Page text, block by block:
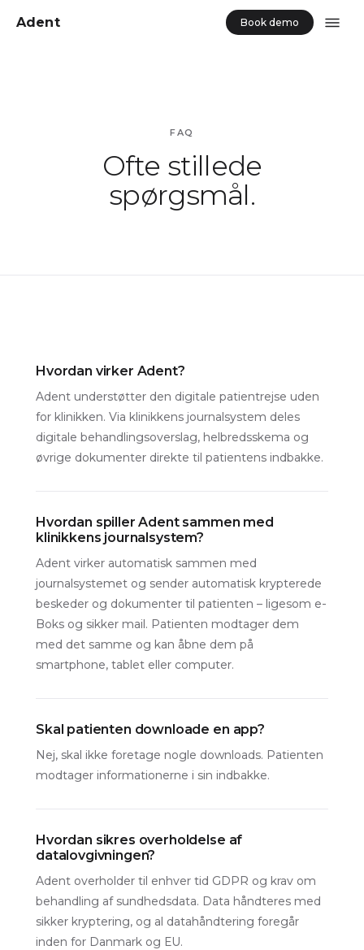
Adent Book demo
FAQ
Ofte stillede
spørgsmål.
Hvordan virker Adent?
Adent understøtter den digitale patientrejse uden
for klinikken. Via klinikkens journalsystem deles
digitale behandlingsoverslag, helbredsskema og
øvrige dokumenter direkte til patientens indbakke.
Hvordan spiller Adent sammen med
klinikkens journalsystem?
Adent virker automatisk sammen med
journalsystemet og sender automatisk krypterede
beskeder og dokumenter til patienten – ligesom e-
Boks og sikker mail. Patienten modtager dem
med det samme og kan åbne dem på
smartphone, tablet eller computer.
Skal patienten downloade en app?
Nej, skal ikke foretage nogle downloads. Patienten
modtager informationerne i sin indbakke.
Hvordan sikres overholdelse af
datalovgivningen?
Adent overholder til enhver tid GDPR og krav om
behandling af sundhedsdata. Data håndteres med
sikker kryptering, og al datahåndtering foregår
inden for Danmark og EU.